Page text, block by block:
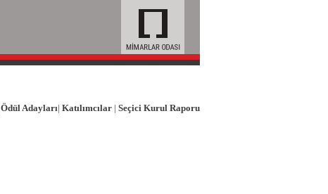
Ödül Adayları| Katılımcılar | Seçici Kurul Raporu